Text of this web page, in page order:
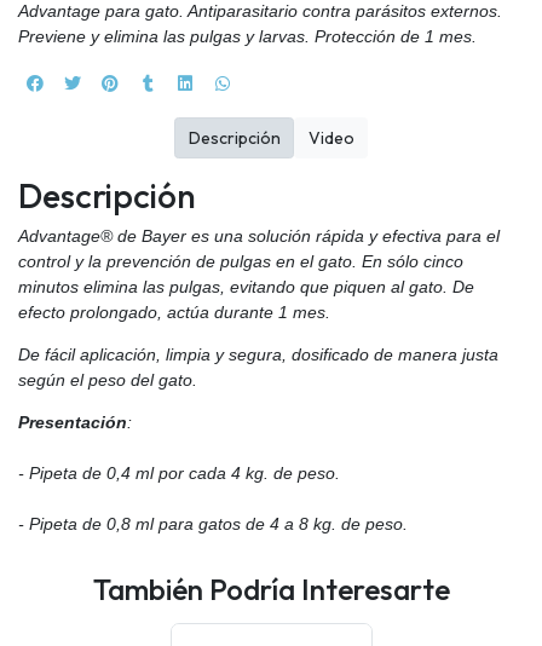
Advantage para gato. Antiparasitario contra parásitos externos.
Previene y elimina las pulgas y larvas. Protección de 1 mes.
Descripción
Advantage® de Bayer es una solución rápida y efectiva para el
control y la prevención de pulgas en el gato. En sólo cinco
minutos elimina las pulgas, evitando que piquen al gato. De
efecto prolongado, actúa durante 1 mes.
De fácil aplicación, limpia y segura, dosificado de manera justa
según el peso del gato.
Presentación:
- Pipeta de 0,4 ml por cada 4 kg. de peso.
- Pipeta de 0,8 ml para gatos de 4 a 8 kg. de peso.
Descripción Video
También Podría Interesarte